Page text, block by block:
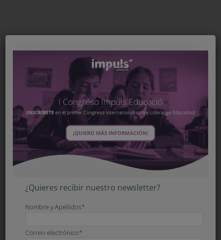
La competencia digital es
imprescindible para vivir en
nuestro mundo
¿Quieres recibir nuestro newsletter?
Nombre y Apellidos*
Correo electrónico*